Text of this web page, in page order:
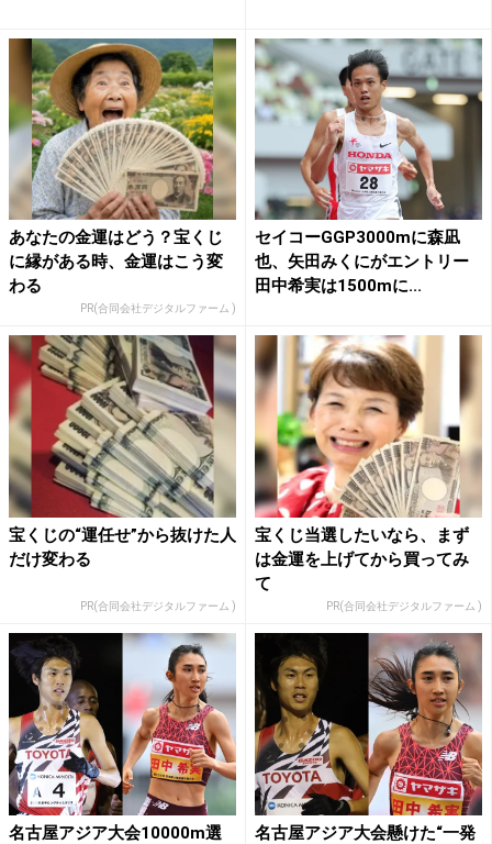
あなたの金運はどう？宝くじ
に縁がある時、金運はこう変
わる
PR(合同会社デジタルファーム )
セイコーGGP3000mに森凪
也、矢田みくにがエントリー
田中希実は1500mに...
宝くじの“運任せ”から抜けた人
だけ変わる
PR(合同会社デジタルファーム )
宝くじ当選したいなら、まず
は金運を上げてから買ってみ
て
PR(合同会社デジタルファーム )
名古屋アジア大会10000m選
名古屋アジア大会懸けた“一発